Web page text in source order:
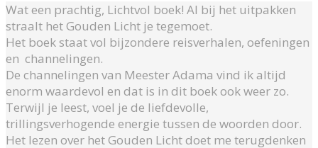
Wat een prachtig, Lichtvol boek! Al bij het uitpakken
straalt het Gouden Licht je tegemoet.
Het boek staat vol bijzondere reisverhalen, oefeningen
en channelingen.
De channelingen van Meester Adama vind ik altijd
enorm waardevol en dat is in dit boek ook weer zo.
Terwijl je leest, voel je de liefdevolle,
trillingsverhogende energie tussen de woorden door.
Het lezen over het Gouden Licht doet me terugdenken